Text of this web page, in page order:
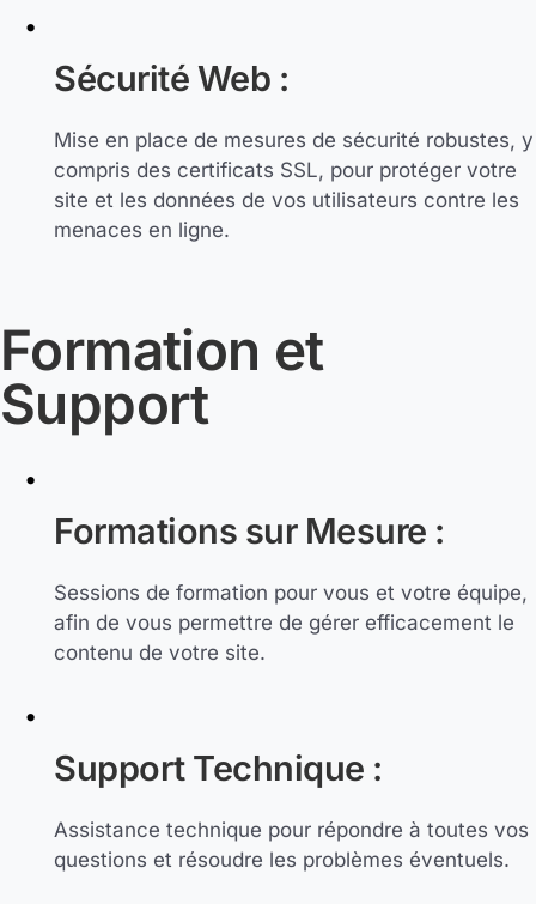
Sécurité Web :
Mise en place de mesures de sécurité robustes, y
compris des certificats SSL, pour protéger votre
site et les données de vos utilisateurs contre les
menaces en ligne.
Formation et
Support
Formations sur Mesure :
Sessions de formation pour vous et votre équipe,
afin de vous permettre de gérer efficacement le
contenu de votre site.
Support Technique :
Assistance technique pour répondre à toutes vos
questions et résoudre les problèmes éventuels.